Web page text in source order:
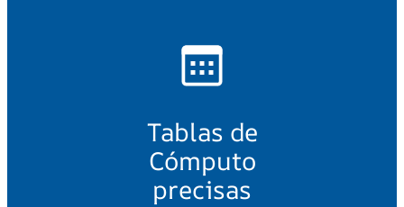
Tablas de
Cómputo
precisas